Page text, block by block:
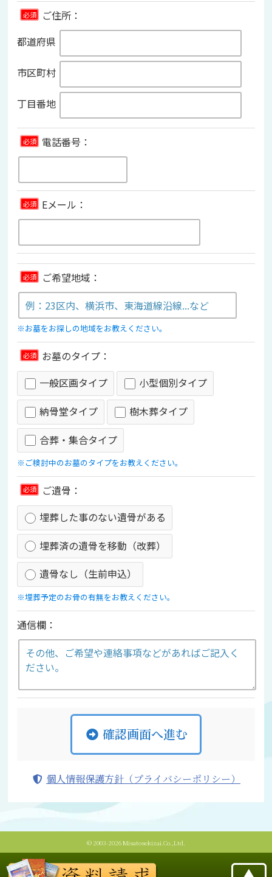
必須
ご住所：
都道府県
市区町村
丁目番地
必須 電話番号：
必須 Eメール：
必須 ご希望地域：
※お墓をお探しの地域をお教えください。
必須
お墓のタイプ：
一般区画タイプ
小型個別タイプ
納骨堂タイプ
樹木葬タイプ
合葬・集合タイプ
※ご検討中のお墓のタイプをお教えください。
必須
ご遺骨：
埋葬した事のない遺骨がある
埋葬済の遺骨を移動（改葬）
遺骨なし（生前申込）
※埋葬予定のお骨の有無をお教えください。
通信欄：
確認画面へ進む
個人情報保護方針（プライバシーポリシー）
© 2003-2026 Misatosekizai.Co.,Ltd.